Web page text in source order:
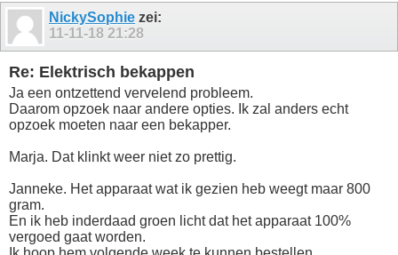
NickySophie zei:
11-11-18 21:28
Re: Elektrisch bekappen
Ja een ontzettend vervelend probleem.
Daarom opzoek naar andere opties. Ik zal anders echt
opzoek moeten naar een bekapper.
Marja. Dat klinkt weer niet zo prettig.
Janneke. Het apparaat wat ik gezien heb weegt maar 800
gram.
En ik heb inderdaad groen licht dat het apparaat 100%
vergoed gaat worden.